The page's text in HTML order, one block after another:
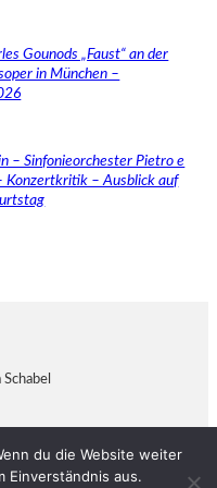
Gounods „Faust“ an der
in München –
– Sinfonieorchester Pietro e
Konzertkritik – Ausblick auf
du die Website weiter
Einverständnis aus.